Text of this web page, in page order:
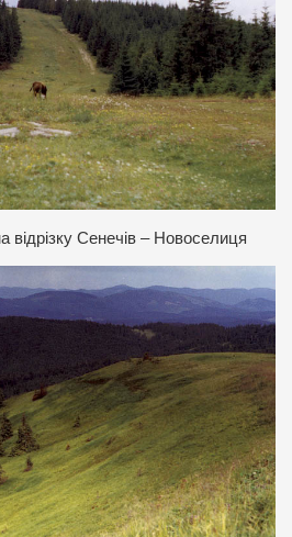
відрізку Сенечів – Новоселиця